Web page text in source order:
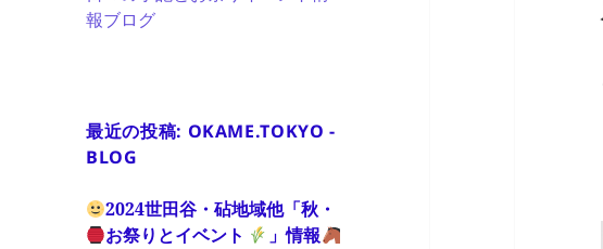
報ブログ
最近の投稿: OKAME.TOKYO -
BLOG
2024世田谷・砧地域他「秋・
お祭りとイベント
」情報